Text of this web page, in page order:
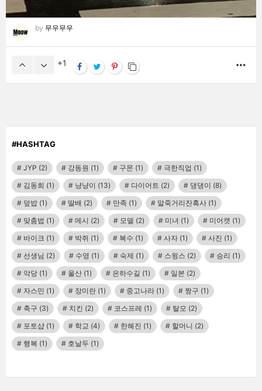
by 무우무우
1
#HASHTAG
JYP (2) 강동원 (1) 구몬 (1) 극한직업 (1)
김동희 (1) 냥냥이 (13) 다이어트 (2) 댕댕이 (8)
덮밥 (1) 딸배 (2) 만족 (1) 말죽거리잔혹사 (1)
맞춤법 (1) 메시 (2) 모델 (2) 미녀 (1) 미어캣 (1)
바이크 (1) 박쥐 (1) 복수 (1) 사자 (1) 사진 (1)
선생님 (2) 수영 (1) 숙제 (1) 스윙스 (2) 승리 (1)
악당 (1) 울산 (1) 은하수길 (1) 일본 (2)
자스민 (1) 장미란 (1) 중고나라 (1) 짱구 (1)
축구 (3) 치킨 (2) 코스프레 (1) 탈모 (2)
포토샵 (1) 학교 (4) 한혜진 (1) 할머니 (2)
행복 (1) 호날두 (1)